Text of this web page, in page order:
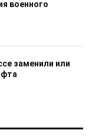
военного
заменили или